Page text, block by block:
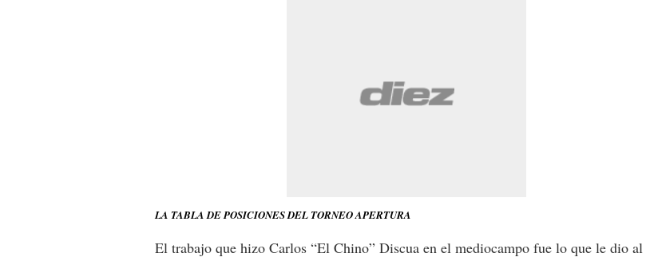
LA TABLA DE POSICIONES DEL TORNEO APERTURA
El trabajo que hizo Carlos “El Chino” Discua en el mediocampo fue lo que le dio al